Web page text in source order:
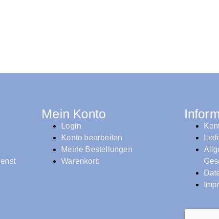
Mein Konto
Login
Konto bearbeiten
Meine Bestellungen
Warenkorb